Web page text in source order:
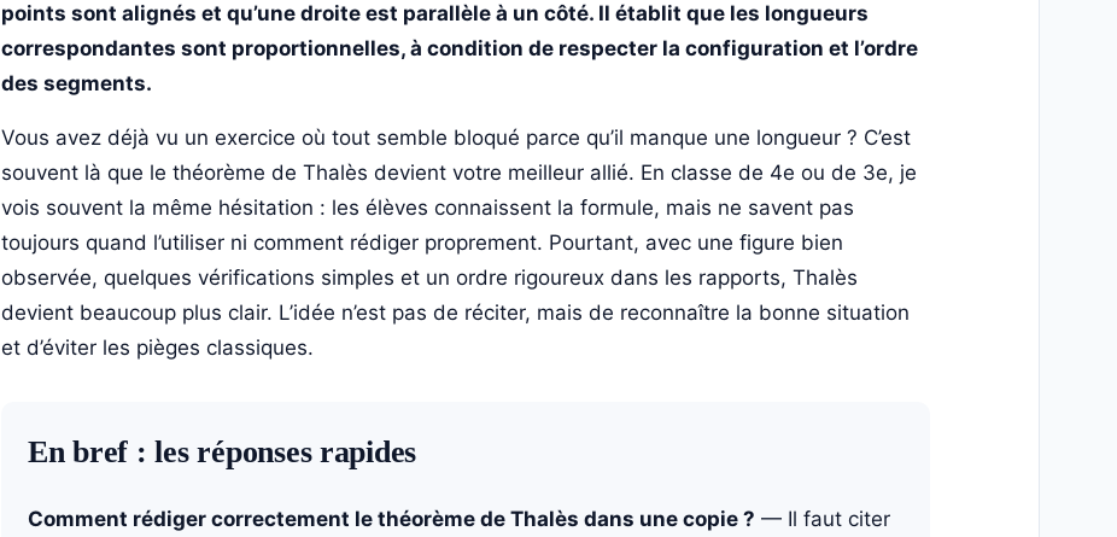
points sont alignés et qu’une droite est parallèle à un côté. Il établit que les longueurs
correspondantes sont proportionnelles, à condition de respecter la configuration et l’ordre
des segments.
Vous avez déjà vu un exercice où tout semble bloqué parce qu’il manque une longueur ? C’est
souvent là que le théorème de Thalès devient votre meilleur allié. En classe de 4e ou de 3e, je
vois souvent la même hésitation : les élèves connaissent la formule, mais ne savent pas
toujours quand l’utiliser ni comment rédiger proprement. Pourtant, avec une figure bien
observée, quelques vérifications simples et un ordre rigoureux dans les rapports, Thalès
devient beaucoup plus clair. L’idée n’est pas de réciter, mais de reconnaître la bonne situation
et d’éviter les pièges classiques.
En bref : les réponses rapides
Comment rédiger correctement le théorème de Thalès dans une copie ? — Il faut citer